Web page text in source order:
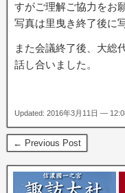
すがご理解ご協力をお
写真は里曳き終了後に
また会議終了後、大総
話し合いました。
Updated: 2016年3月11日 —
← Previous Post